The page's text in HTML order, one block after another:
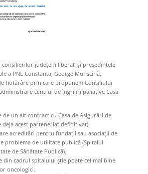
consilierilor județeni liberali și președintele
a PNL Constanta, George Muhscină,
hotărâre prin care propunem Consiliului
centrul de îngrijiri paliative Casa
de un alt contract cu Casa de Asigurări de
deja acest parteneriat definitivat).
acreditări pentru fundații sau asociații de
problema de utilitate publică (Spitalul
de Sănătate Publică).
din cadrul spitalului știe poate cel mai bine
oncologici.